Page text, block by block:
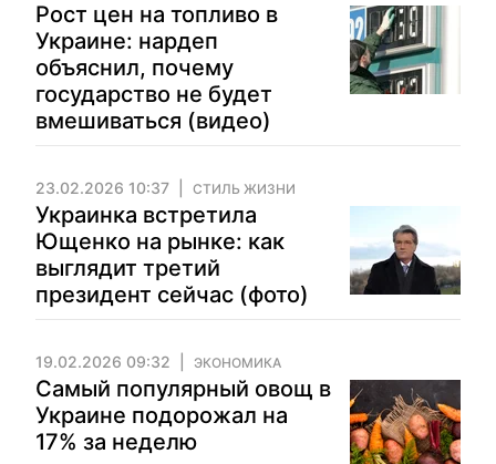
Рост цен на топливо в
Украине: нардеп
объяснил, почему
государство не будет
вмешиваться (видео)
23.02.2026 10:37 СТИЛЬ ЖИЗНИ
Украинка встретила
Ющенко на рынке: как
выглядит третий
президент сейчас (фото)
19.02.2026 09:32 ЭКОНОМИКА
Самый популярный овощ в
Украине подорожал на
17% за неделю